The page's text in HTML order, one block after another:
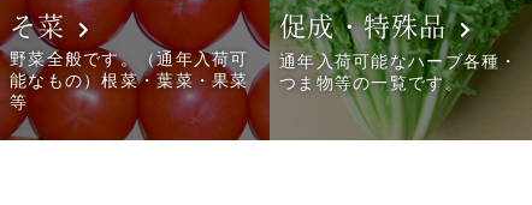
そ菜
野菜全般です。（通年入荷可
能なもの）根菜・葉菜・果菜
等
促成・特殊品
通年入荷可能なハーブ各種・
つま物等の一覧です。